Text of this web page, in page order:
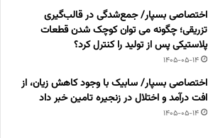
اختصاصی بسپار/ جمع‌شدگی در قالب‌گیری
تزریقی؛ چگونه می توان کوچک شدن قطعات
پلاستیکی پس از تولید را کنترل کرد؟
1405-05-14
اختصاصی بسپار/ سابیک با وجود کاهش زیان، از
افت درآمد و اختلال در زنجیره تامین خبر داد
1405-05-14